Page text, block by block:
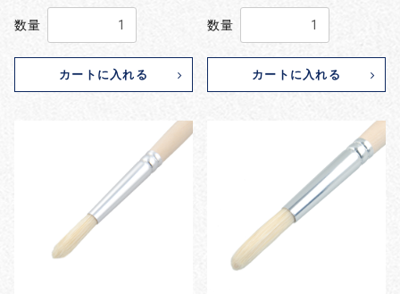
数量
カートに入れる
数量
カートに入れる